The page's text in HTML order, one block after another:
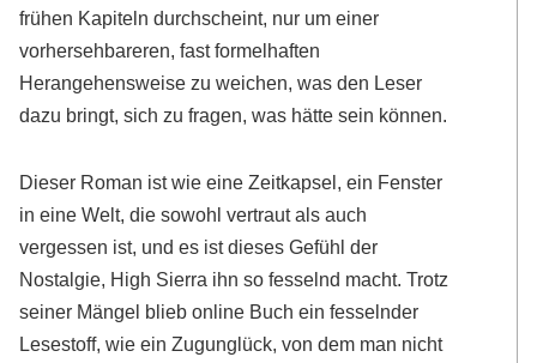
frühen Kapiteln durchscheint, nur um einer
vorhersehbareren, fast formelhaften
Herangehensweise zu weichen, was den Leser
dazu bringt, sich zu fragen, was hätte sein können.
Dieser Roman ist wie eine Zeitkapsel, ein Fenster
in eine Welt, die sowohl vertraut als auch
vergessen ist, und es ist dieses Gefühl der
Nostalgie, High Sierra ihn so fesselnd macht. Trotz
seiner Mängel blieb online Buch ein fesselnder
Lesestoff, wie ein Zugunglück, von dem man nicht